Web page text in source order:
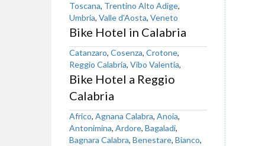
Toscana, Trentino Alto Adige,
Umbria, Valle d'Aosta, Veneto
Bike Hotel in Calabria
Catanzaro, Cosenza, Crotone,
Reggio Calabria, Vibo Valentia,
Bike Hotel a Reggio
Calabria
Africo, Agnana Calabra, Anoia,
Antonimina, Ardore, Bagaladi,
Bagnara Calabra, Benestare, Bianco,